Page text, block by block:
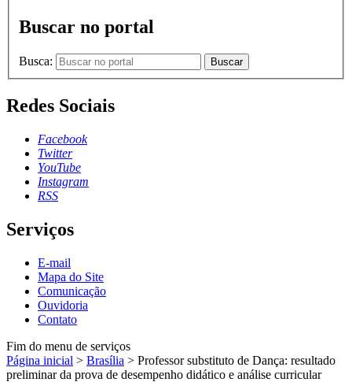
Buscar no portal
Busca: Buscar
Redes Sociais
Facebook
Twitter
YouTube
Instagram
RSS
Serviços
E-mail
Mapa do Site
Comunicação
Ouvidoria
Contato
Fim do menu de serviços
Página inicial > Brasília > Professor substituto de Dança: resultado
preliminar da prova de desempenho didático e análise curricular